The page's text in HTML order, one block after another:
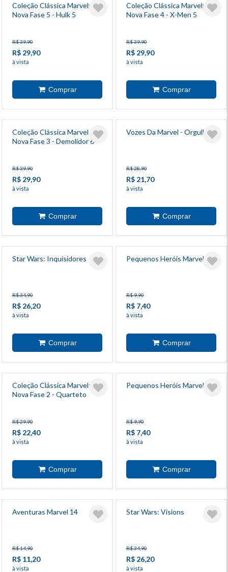
Coleção Clássica Marvel:
Nova Fase 5 - Hulk 5
R$ 39,90
R$ 29,90
à vista
Coleção Clássica Marvel:
Nova Fase 4 - X-Men 5
R$ 39,90
R$ 29,90
à vista
Coleção Clássica Marvel -
Nova Fase 3 - Demolidor 6
R$ 39,90
R$ 29,90
à vista
Vozes Da Marvel - Orgulho 4
R$ 28,90
R$ 21,70
à vista
Star Wars: Inquisidores
R$ 34,90
R$ 26,20
à vista
Pequenos Heróis Marvel 5
R$ 9,90
R$ 7,40
à vista
Coleção Clássica Marvel:
Nova Fase 2 - Quarteto
R$ 29,90
R$ 22,40
à vista
Pequenos Heróis Marvel 4
R$ 9,90
R$ 7,40
à vista
Aventuras Marvel 14
R$ 14,90
R$ 11,20
à vista
Star Wars: Visions
R$ 34,90
R$ 26,20
à vista